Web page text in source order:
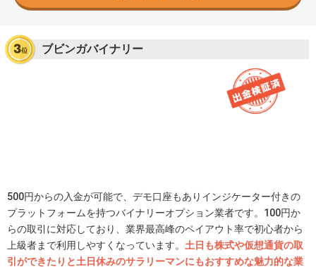
ブビンガバイナリー
500円からの入金が可能で、デモ口座もありインジケーター付きの
プラットフォームを持つバイナリーオプション業者です。100円か
らの取引に対応しており、業界最高峰のペイアウト率で初心者から
上級者まで利用しやすくなっています。 土日も株式や仮想通貨の取
引ができたりと土日休みのサラリーマンにもおすすめな魅力的な業